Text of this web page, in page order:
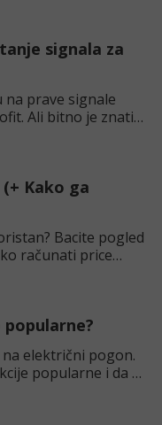
signala za
na prave signale
Ali bitno je znati
Kako ga
Bacite pogled
računati price
električni pogon.
popularne i da li